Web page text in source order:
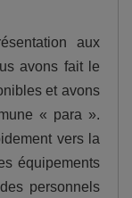
aux
avons fait le
et avons
« para ».
vers la
équipements
personnels